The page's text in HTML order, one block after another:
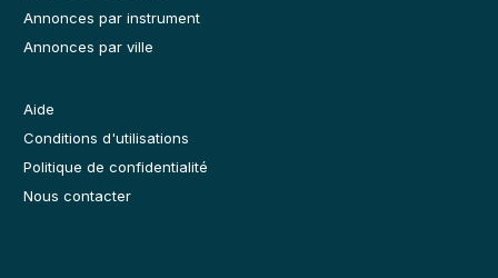
Annonces par instrument
Annonces par ville
Aide
Conditions d'utilisations
Politique de confidentialité
Nous contacter